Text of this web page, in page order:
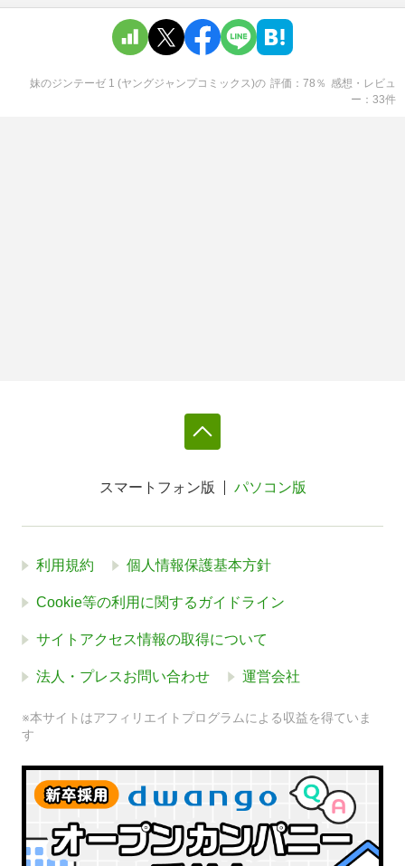
妹のジンテーゼ 1 (ヤングジャンプコミックス)の 評価 78 ％ 感想・レビュ
ー
33件
スマートフォン版 パソコン版
利用規約 個人情報保護基本方針
Cookie等の利用に関するガイドライン
サイトアクセス情報の取得について
法人・プレスお問い合わせ 運営会社
※本サイトはアフィリエイトプログラムによる収益を得ていま
す